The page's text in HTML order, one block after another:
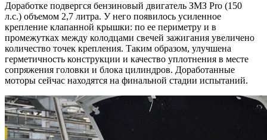
Доработке подвергся бензиновый двигатель ЗМЗ Pro (150
л.с.) объемом 2,7 литра. У него появилось усиленное
крепление клапанной крышки: по ее периметру и в
промежутках между колодцами свечей зажигания увеличено
количество точек крепления. Таким образом, улучшена
герметичность конструкции и качество уплотнения в месте
сопряжения головки и блока цилиндров. Доработанные
моторы сейчас находятся на финальной стадии испытаний.